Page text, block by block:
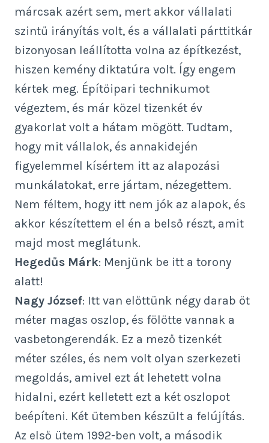
márcsak azért sem, mert akkor vállalati
szintű irányítás volt, és a vállalati párttitkár
bizonyosan leállította volna az építkezést,
hiszen kemény diktatúra volt. Így engem
kértek meg. Építőipari technikumot
végeztem, és már közel tizenkét év
gyakorlat volt a hátam mögött. Tudtam,
hogy mit vállalok, és annakidején
figyelemmel kísértem itt az alapozási
munkálatokat, erre jártam, nézegettem.
Nem féltem, hogy itt nem jók az alapok, és
akkor készítettem el én a belső részt, amit
majd most meglátunk.
Hegedűs Márk: Menjünk be itt a torony
alatt!
Nagy József: Itt van előttünk négy darab öt
méter magas oszlop, és fölötte vannak a
vasbetongerendák. Ez a mező tizenkét
méter széles, és nem volt olyan szerkezeti
megoldás, amivel ezt át lehetett volna
hidalni, ezért kelletett ezt a két oszlopot
beépíteni. Két ütemben készült a felújítás.
Az első ütem 1992-ben volt, a második